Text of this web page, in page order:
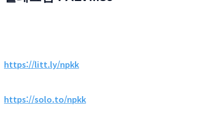
https://litt.ly/npkk
https://solo.to/npkk